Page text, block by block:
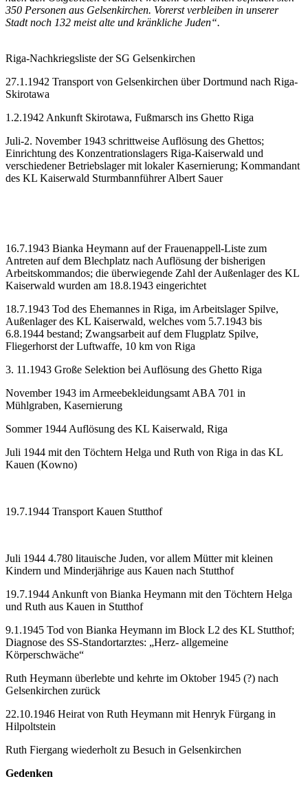
350 Personen aus Gelsenkirchen. Vorerst verbleiben in unserer
Stadt noch 132 meist alte und kränkliche Juden“.
Riga-Nachkriegsliste der SG Gelsenkirchen
27.1.1942 Transport von Gelsenkirchen über Dortmund nach Riga-
Skirotawa
1.2.1942 Ankunft Skirotawa, Fußmarsch ins Ghetto Riga
Juli-2. November 1943 schrittweise Auflösung des Ghettos;
Einrichtung des Konzentrationslagers Riga-Kaiserwald und
verschiedener Betriebslager mit lokaler Kasernierung; Kommandant
des KL Kaiserwald Sturmbannführer Albert Sauer
16.7.1943 Bianka Heymann auf der Frauenappell-Liste zum
Antreten auf dem Blechplatz nach Auflösung der bisherigen
Arbeitskommandos; die überwiegende Zahl der Außenlager des KL
Kaiserwald wurden am 18.8.1943 eingerichtet
18.7.1943 Tod des Ehemannes in Riga, im Arbeitslager Spilve,
Außenlager des KL Kaiserwald, welches vom 5.7.1943 bis
6.8.1944 bestand; Zwangsarbeit auf dem Flugplatz Spilve,
Fliegerhorst der Luftwaffe, 10 km von Riga
3. 11.1943 Große Selektion bei Auflösung des Ghetto Riga
November 1943 im Armeebekleidungsamt ABA 701 in
Mühlgraben, Kasernierung
Sommer 1944 Auflösung des KL Kaiserwald, Riga
Juli 1944 mit den Töchtern Helga und Ruth von Riga in das KL
Kauen (Kowno)
19.7.1944 Transport Kauen Stutthof
Juli 1944 4.780 litauische Juden, vor allem Mütter mit kleinen
Kindern und Minderjährige aus Kauen nach Stutthof
19.7.1944 Ankunft von Bianka Heymann mit den Töchtern Helga
und Ruth aus Kauen in Stutthof
9.1.1945 Tod von Bianka Heymann im Block L2 des KL Stutthof;
Diagnose des SS-Standortarztes: „Herz- allgemeine
Körperschwäche“
Ruth Heymann überlebte und kehrte im Oktober 1945 (?) nach
Gelsenkirchen zurück
22.10.1946 Heirat von Ruth Heymann mit Henryk Fürgang in
Hilpoltstein
Ruth Fiergang wiederholt zu Besuch in Gelsenkirchen
Gedenken